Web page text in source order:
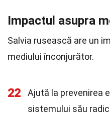
Impactul asupra
Salvia rusească are un
mediului înconjurător.
22
Ajută la prevenirea
sistemului său